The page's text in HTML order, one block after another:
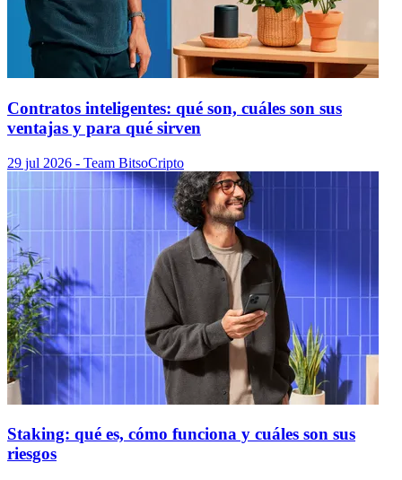
Contratos inteligentes: qué son, cuáles son sus
ventajas y para qué sirven
29 jul 2026 - Team BitsoCripto
Staking: qué es, cómo funciona y cuáles son sus
riesgos